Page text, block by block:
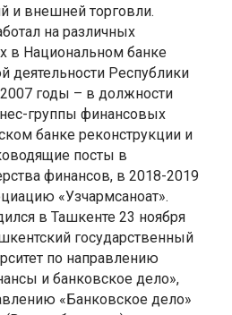
и внешней торговли.
на различных
в Национальном банке
деятельности Республики
годы – в должности
группы финансовых
банке реконструкции и
посты в
финансов, в 2018-2019
«Узчармсаноат».
в Ташкенте 23 ноября
государственный
по направлению
и банковское дело»,
«Банковское дело»